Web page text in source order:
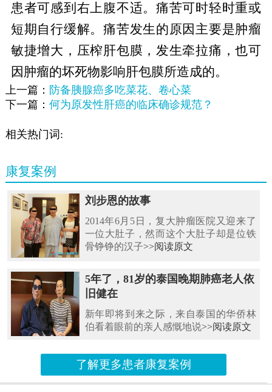
患者可感到右上腹不适。痛苦可时轻时重或
短期自行缓解。痛苦发生的原因主要是肿瘤
敏捷增大，压榨肝包膜，发生牵拉痛，也可
因肿瘤的坏死物影响肝包膜所造成的。
上一篇： 防备胰腺癌多吃菜花、卷心菜
下一篇： 何为原发性肝癌的临床确诊规范？
相关热门词:
康复案例
刘步恩的故事
2014年6月5日，复大肿瘤医院又迎来了
一位大肚子，然而这个大肚子却是位铁
骨铮铮的汉子>>阅读原文
5年了，81岁的泰国晚期肺癌老人依
旧健在
新年即将到来之际，来自泰国的华侨林
伯看着眼前的亲人感慨地说>>阅读原文
了解更多患者康复案例